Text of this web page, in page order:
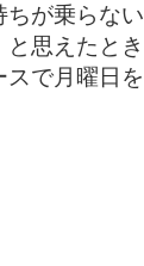
が乗らな
と思えたと
で月曜日